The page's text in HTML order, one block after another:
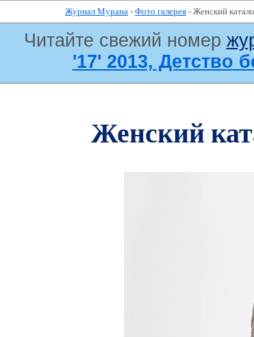
Журнал Мурана - Фото галерея - Женский
Читайте свежий номер
'17' 2013, Детство
Женский